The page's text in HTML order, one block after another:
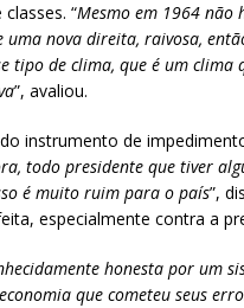
“Mesmo em 1964 não
nova direita, raivosa,
tipo de clima, que é um clima
”, avaliou.
instrumento de
todo presidente que tiver
é muito ruim para o país”,
especialmente contra a
honesta por um
que cometeu seus